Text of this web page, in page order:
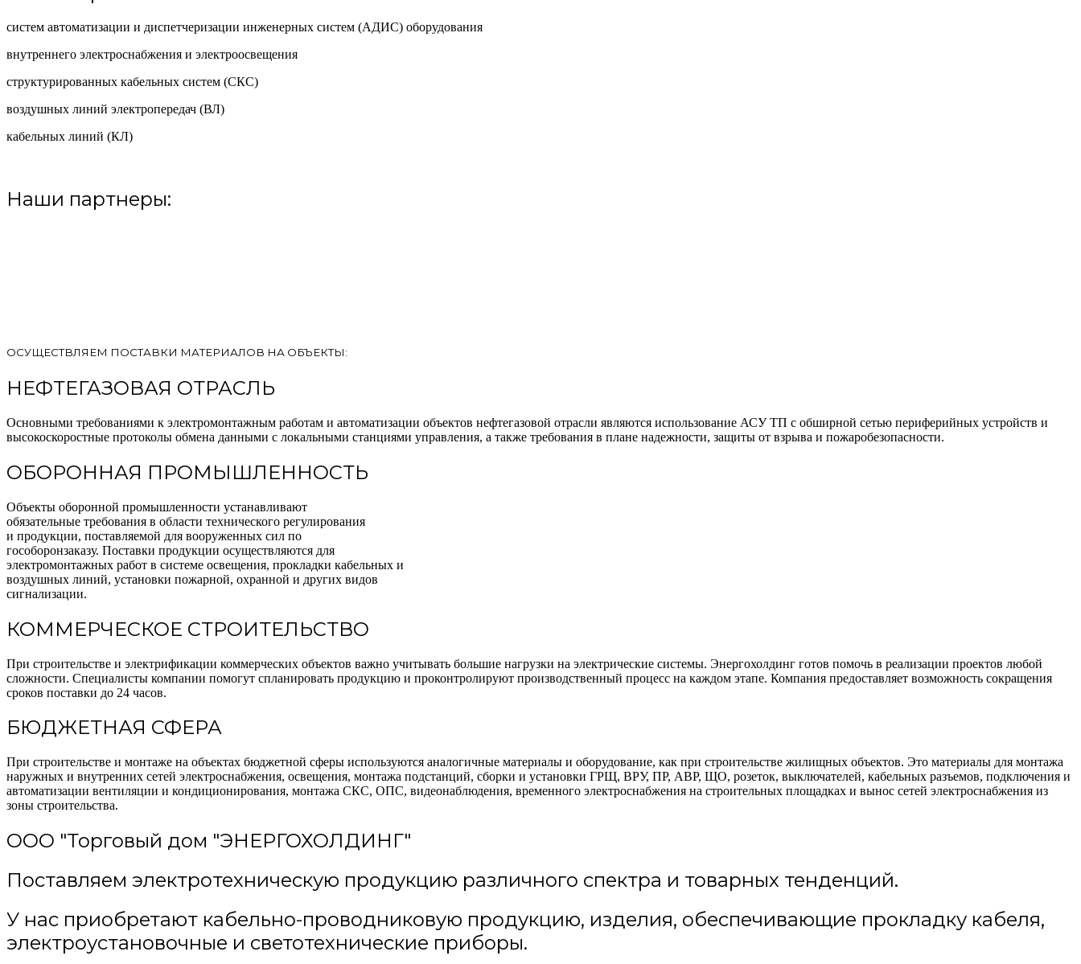
систем автоматизации и диспетчеризации инженерных систем (АДИС) оборудования
внутреннего электроснабжения и электроосвещения
структурированных кабельных систем (СКС)
воздушных линий электропередач (ВЛ)
кабельных линий (КЛ)
Наши партнеры:
ОСУЩЕСТВЛЯЕМ ПОСТАВКИ МАТЕРИАЛОВ НА ОБЪЕКТЫ:
НЕФТЕГАЗОВАЯ ОТРАСЛЬ
Основными требованиями к электромонтажным работам и автоматизации объектов нефтегазовой отрасли являются использование АСУ ТП с обширной сетью периферийных устройств и
высокоскоростные протоколы обмена данными с локальными станциями управления, а также требования в плане надежности, защиты от взрыва и пожаробезопасности.
ОБОРОННАЯ ПРОМЫШЛЕННОСТЬ
Объекты оборонной промышленности устанавливают
обязательные требования в области технического регулирования
и продукции, поставляемой для вооруженных сил по
гособоронзаказу. Поставки продукции осуществляются для
электромонтажных работ в системе освещения, прокладки кабельных и
воздушных линий, установки пожарной, охранной и других видов
сигнализации.
КОММЕРЧЕСКОЕ СТРОИТЕЛЬСТВО
При строительстве и электрификации коммерческих объектов важно учитывать большие нагрузки на электрические системы. Энергохолдинг готов помочь в реализации проектов любой
сложности. Специалисты компании помогут спланировать продукцию и проконтролируют производственный процесс на каждом этапе. Компания предоставляет возможность сокращения
сроков поставки до 24 часов.
БЮДЖЕТНАЯ СФЕРА
При строительстве и монтаже на объектах бюджетной сферы используются аналогичные материалы и оборудование, как при строительстве жилищных объектов. Это материалы для монтажа
наружных и внутренних сетей электроснабжения, освещения, монтажа подстанций, сборки и установки ГРЩ, ВРУ, ПР, АВР, ЩО, розеток, выключателей, кабельных разъемов, подключения и
автоматизации вентиляции и кондиционирования, монтажа СКС, ОПС, видеонаблюдения, временного электроснабжения на строительных площадках и вынос сетей электроснабжения из
зоны строительства.
ООО "Торговый дом "ЭНЕРГОХОЛДИНГ"
Поставляем электротехническую продукцию различного спектра и товарных тенденций.
У нас приобретают кабельно-проводниковую продукцию, изделия, обеспечивающие прокладку кабеля,
электроустановочные и светотехнические приборы.